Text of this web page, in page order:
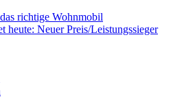
richtige Wohnmobil
heute: Neuer Preis/Leistungssieger